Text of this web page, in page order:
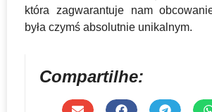
która zagwarantuje nam
była czymś absolutnie unikalnym.
Compartilhe: